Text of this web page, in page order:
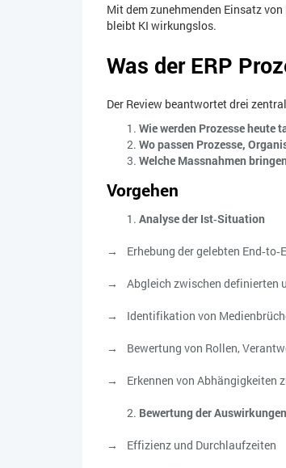
Mit dem zunehmenden Einsatz
bleibt KI wirkungslos.
Was der ERP
Der Review beantwortet drei
Wie werden Prozesse heute
Wo passen Prozesse,
Welche Massnahmen
Vorgehen
Analyse der Ist‑Situation
Erhebung der gelebten
Abgleich zwischen definierten
Identifikation von
Bewertung von Rollen,
Erkennen von Abhängigkeiten
Bewertung der Auswirkungen
Effizienz und Durchlaufzeiten